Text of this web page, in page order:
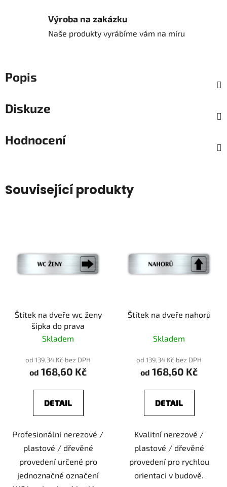
Výroba na zakázku
Naše produkty vyrábíme vám na míru
Popis
Diskuze
Hodnocení
Související produkty
Štítek na dveře wc ženy
šipka do prava
Skladem
od 139,34 Kč bez DPH
od 168,60 Kč
DETAIL
Profesionální nerezové /
plastové / dřevěné
provedení určené pro
jednoznačné označení
Štítek na dveře nahorů
Skladem
od 139,34 Kč bez DPH
od 168,60 Kč
DETAIL
Kvalitní nerezové /
plastové / dřevěné
provedení pro rychlou
orientaci v budově.